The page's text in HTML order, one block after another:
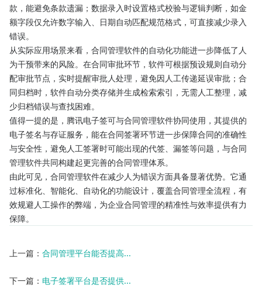
款，能避免条款遗漏；数据录入时设置格式校验与逻辑判断，如金
额字段仅允许数字输入、日期自动匹配规范格式，可直接减少录入
错误。​
从实际应用场景来看，合同管理软件的自动化功能进一步降低了人
为干预带来的风险。在合同审批环节，软件可根据预设规则自动分
配审批节点，实时提醒审批人处理，避免因人工传递延误审批；合
同归档时，软件自动分类存储并生成检索索引，无需人工整理，减
少归档错误与查找困难。​
值得一提的是，腾讯电子签可与合同管理软件协同使用，其提供的
电子签名与存证服务，能在合同签署环节进一步保障合同的准确性
与安全性，避免人工签署时可能出现的代签、漏签等问题，与合同
管理软件共同构建起更完善的合同管理体系。​
由此可见，合同管理软件在减少人为错误方面具备显著优势。它通
过标准化、智能化、自动化的功能设计，覆盖合同管理全流程，有
效规避人工操作的弊端，为企业合同管理的精准性与效率提供有力
保障。
上一篇： 合同管理平台能否提高...
下一篇： 电子签署平台是否提供...